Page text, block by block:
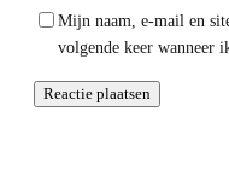
Mijn naam, e-mail en
volgende keer wanneer